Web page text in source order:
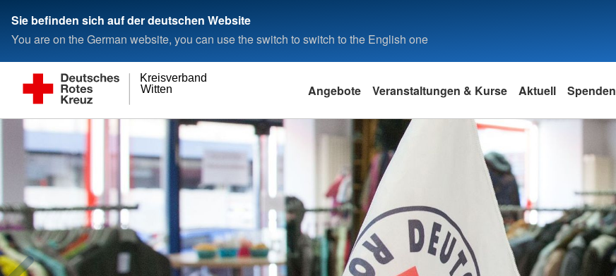
Sie befinden sich auf der deutschen Website
You are on the German website, you can use the switch to switch to the English one
Witten
Kreisverband
Angebote Veranstaltungen & Kurse Aktuell Spenden